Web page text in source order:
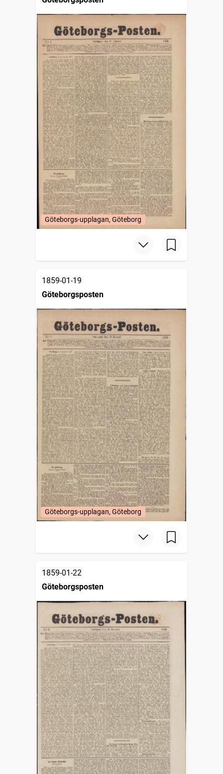
Göteborgs-upplagan, Göteborg
1859-01-19
Göteborgsposten
Göteborgs-upplagan, Göteborg
1859-01-22
Göteborgsposten